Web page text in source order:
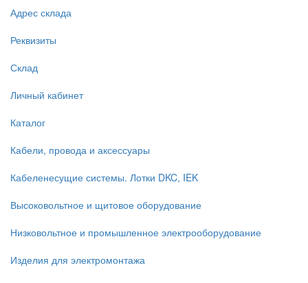
Адрес склада
Реквизиты
Склад
Личный кабинет
Каталог
Кабели, провода и аксессуары
Кабеленесущие системы. Лотки DKC, IEK
Высоковольтное и щитовое оборудование
Низковольтное и промышленное электрооборудование
Изделия для электромонтажа